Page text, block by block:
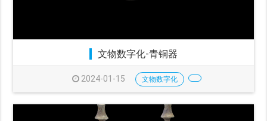
文物数字化-青铜器
2024-01-15 文物数字化